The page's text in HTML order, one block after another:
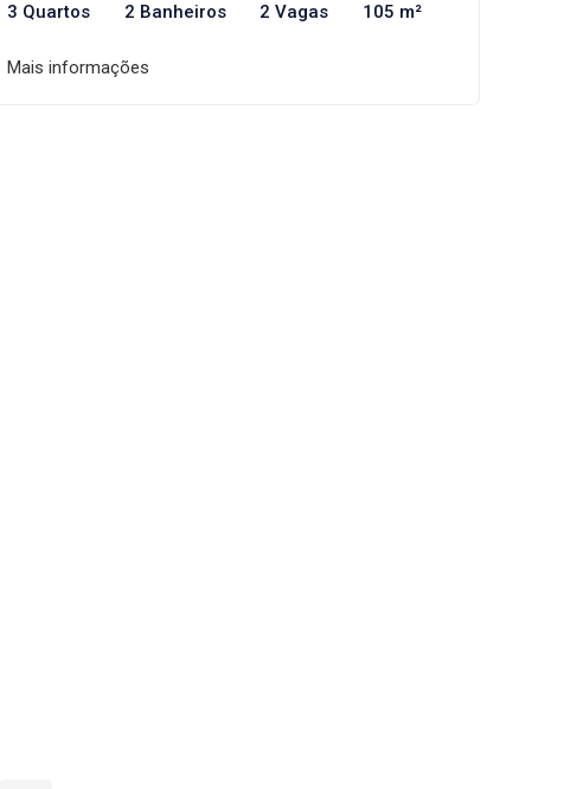
3 Quartos 2 Banheiros 2 Vagas 105 m²
Mais informações